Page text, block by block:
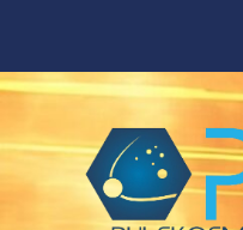
content